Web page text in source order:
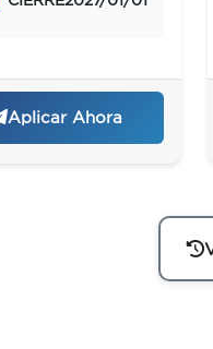
Aplicar Ahora